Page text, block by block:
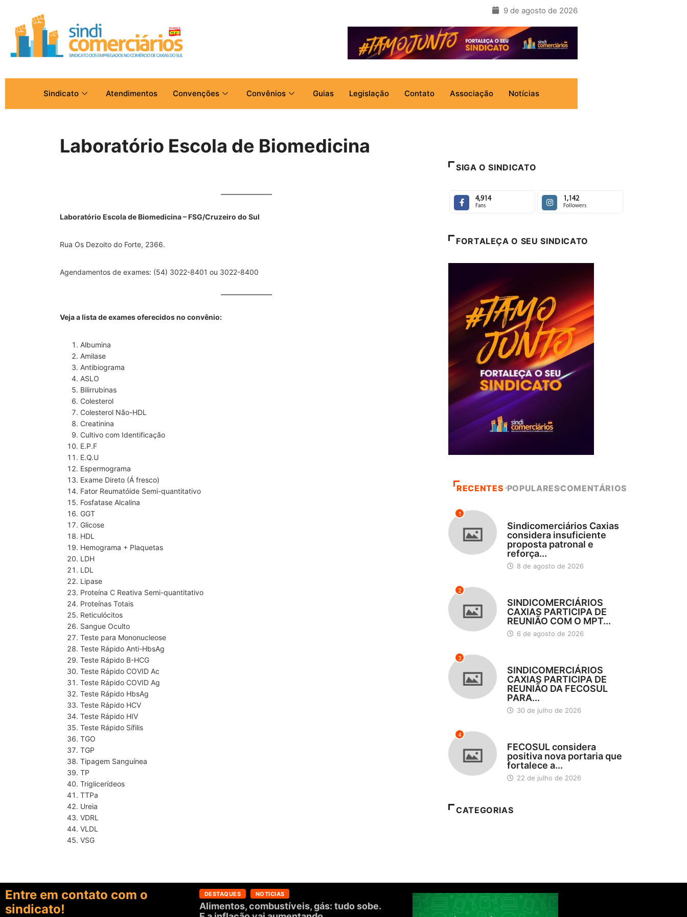
9 de agosto de 2026
Sindicato Atendimentos Convenções Convênios Guias Legislação Contato Associação Notícias
Laboratório Escola de Biomedicina
Laboratório Escola de Biomedicina – FSG/Cruzeiro do Sul
Rua Os Dezoito do Forte, 2366.
Agendamentos de exames: (54) 3022-8401 ou 3022-8400
Veja a lista de exames oferecidos no convênio:
Albumina
Amilase
Antibiograma
ASLO
Bilirrubinas
Colesterol
Colesterol Não-HDL
Creatinina
Cultivo com Identificação
E.P.F
E.Q.U
Espermograma
Exame Direto (Á fresco)
Fator Reumatóide Semi-quantitativo
Fosfatase Alcalina
GGT
Glicose
HDL
Hemograma + Plaquetas
LDH
LDL
Lipase
Proteína C Reativa Semi-quantitativo
Proteínas Totais
Reticulócitos
Sangue Oculto
Teste para Mononucleose
Teste Rápido Anti-HbsAg
Teste Rápido B-HCG
Teste Rápido COVID Ac
Teste Rápido COVID Ag
Teste Rápido HbsAg
Teste Rápido HCV
Teste Rápido HIV
Teste Rápido Sífilis
TGO
TGP
Tipagem Sanguínea
TP
Triglicerídeos
TTPa
Ureia
VDRL
VLDL
VSG
SIGA O SINDICATO
4,914
Fans
1,142
Followers
FORTALEÇA O SEU SINDICATO
RECENTES POPULARESCOMENTÁRIOS
1
Sindicomerciários Caxias
considera insuficiente
proposta patronal e
reforça...
8 de agosto de 2026
2
SINDICOMERCIÁRIOS
CAXIAS PARTICIPA DE
REUNIÃO COM O MPT...
6 de agosto de 2026
3
SINDICOMERCIÁRIOS
CAXIAS PARTICIPA DE
REUNIÃO DA FECOSUL
PARA...
30 de julho de 2026
4
FECOSUL considera
positiva nova portaria que
fortalece a...
22 de julho de 2026
CATEGORIAS
Entre em contato com o
sindicato!
DESTAQUES NOTICIAS
Alimentos, combustíveis, gás: tudo sobe.